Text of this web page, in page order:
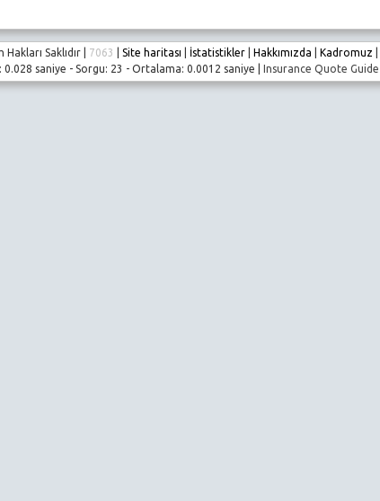
Saklıdır | 7063 Site haritası İstatistikler| Hakkımızda Kadromuz
0.028 saniye - Sorgu: 23 - Ortalama: 0.0012 saniye |
Insurance Quote Guide